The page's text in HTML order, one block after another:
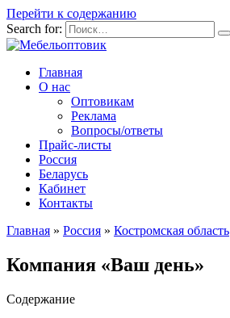
Перейти к содержанию
Search for:
Главная
О нас
Оптовикам
Реклама
Вопросы/ответы
Прайс-листы
Россия
Беларусь
Кабинет
Контакты
Главная » Россия » Костромская область
Компания «Ваш день»
Содержание